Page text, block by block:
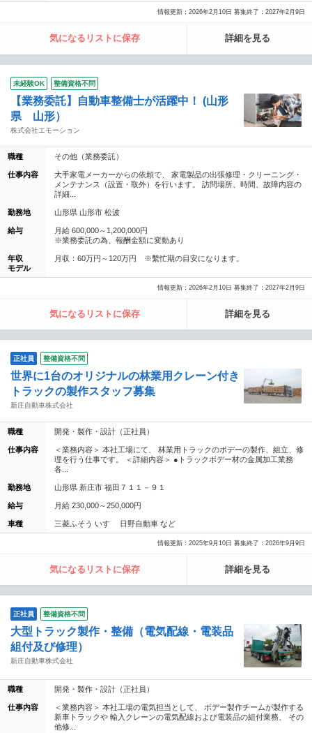
情報更新：2026年2月10日 募集終了：2027年2月9日
気になるリストに保存 詳細を見る
未経験OK 整備資格不問
【業務委託】自動車整備士が活躍中！ (山形
県 山形）
株式会社エモーション
職種 その他（業務委託）
仕事内容
大手家電メーカーからの依頼で、 家電製品の出張修理・クリーニング・
メンテナンス（設置・取外）を行います。 訪問場所、時間、故障内容の
詳細...
勤務地 山形県 山形市 松波
給与
月給 600,000～1,200,000円
※業務委託の為、報酬金額に変動あり
年収
モデル
月収：60万円～120万円 ※繫忙期の目安になります。
情報更新：2026年2月10日 募集終了：2027年2月9日
気になるリストに保存 詳細を見る
正社員 整備資格不問
世界に1台のオリジナルの林業用クレーン付き
トラックの製作スタッフ募集
新庄自動車株式会社
職種 開発・製作・設計（正社員）
仕事内容
＜業務内容＞ 本社工場にて、 林業用トラックのボデーの製作、組立、修
理を行う仕事です。 ＜詳細内容＞ ●トラックボデー材の金属加工業務
各...
勤務地 山形県 新庄市 福田７１１－９１
給与 月給 230,000～250,000円
車種 三菱ふそう いすゞ 日野自動車 など
情報更新：2025年9月10日 募集終了：2026年9月9日
気になるリストに保存 詳細を見る
正社員 整備資格不問
大型トラック製作・整備（電気配線・電装品
組付及び修理）
新庄自動車株式会社
職種 開発・製作・設計（正社員）
仕事内容
＜業務内容＞ 本社工場の電気担当として、 ボデー製作チームが製作する
新車トラックや 輸入クレーンの電気配線および電装品の組付業務、 その
他修...